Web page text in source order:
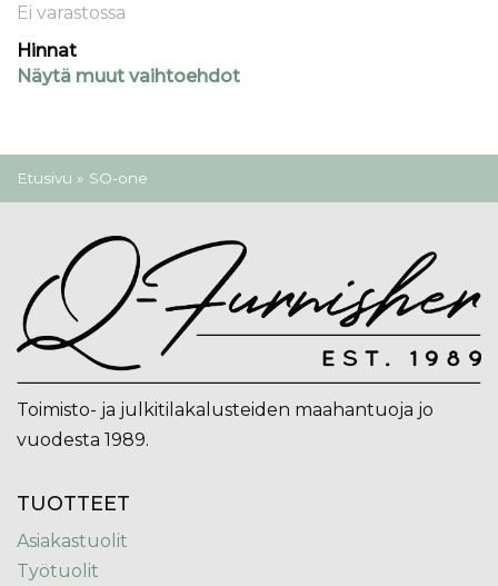
Ei varastossa
Hinnat
Näytä muut vaihtoehdot
Olet täällä
Etusivu » SO-one
Toimisto- ja julkitilakalusteiden maahantuoja jo
vuodesta 1989.
TUOTTEET
Asiakastuolit
Työtuolit